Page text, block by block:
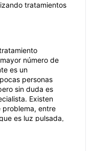
tratamientos
número de
es un
personas
sin duda es
Existen
problema, entre
es luz pulsada,
o las
nivel de acné de